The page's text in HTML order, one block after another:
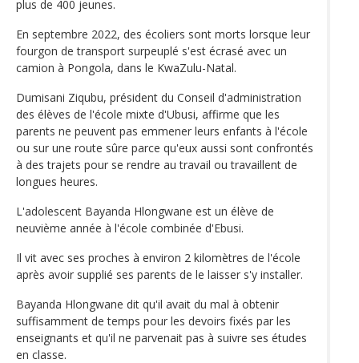
plus de 400 jeunes.
En septembre 2022, des écoliers sont morts lorsque leur
fourgon de transport surpeuplé s'est écrasé avec un
camion à Pongola, dans le KwaZulu-Natal.
Dumisani Ziqubu, président du Conseil d'administration
des élèves de l'école mixte d'Ubusi, affirme que les
parents ne peuvent pas emmener leurs enfants à l'école
ou sur une route sûre parce qu'eux aussi sont confrontés
à des trajets pour se rendre au travail ou travaillent de
longues heures.
L'adolescent Bayanda Hlongwane est un élève de
neuvième année à l'école combinée d'Ebusi.
Il vit avec ses proches à environ 2 kilomètres de l'école
après avoir supplié ses parents de le laisser s'y installer.
Bayanda Hlongwane dit qu'il avait du mal à obtenir
suffisamment de temps pour les devoirs fixés par les
enseignants et qu'il ne parvenait pas à suivre ses études
en classe.